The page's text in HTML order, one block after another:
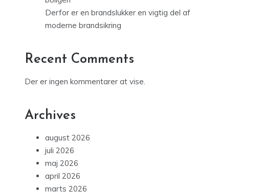
Derfor er en brandslukker en vigtig del af
moderne brandsikring
Recent Comments
Der er ingen kommentarer at vise.
Archives
august 2026
juli 2026
maj 2026
april 2026
marts 2026